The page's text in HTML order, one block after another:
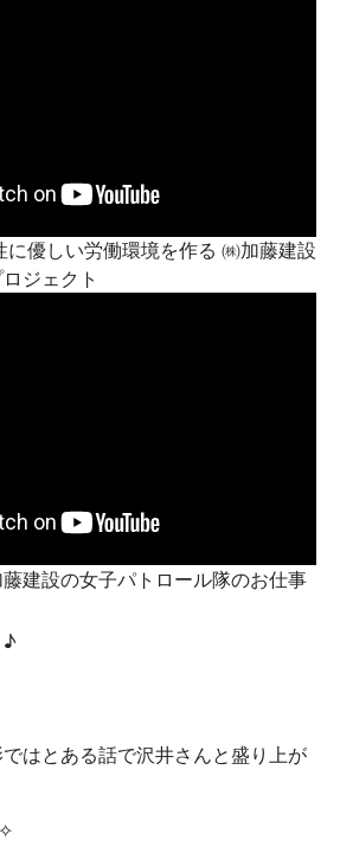
優しい労働環境を作る ㈱加藤建設
ジェクト
建設の女子パトロール隊のお仕事
♪
はとある話で沢井さんと盛り上が